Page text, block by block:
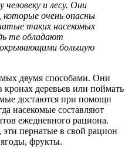
человеку и лесу. Они
которые очень опасны
таких насекомых
те обладают
большую
двумя способами. Они
деревьев или поймать
достаются при помощи
насекомые составляют
ежедневного рациона.
эти пернатые в свой рацион
фрукты.